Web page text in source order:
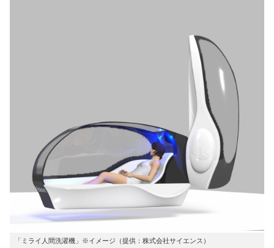
「ミライ人間洗濯機」※イメージ（提供：株式会社サイエンス）